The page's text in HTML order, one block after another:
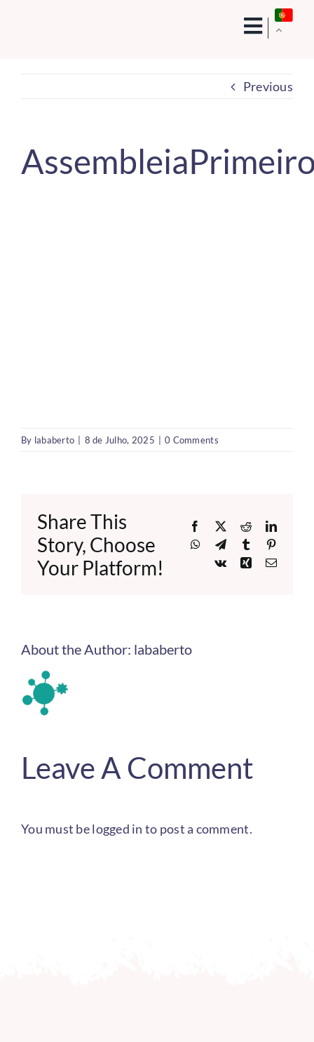
Previous
By lababerto 8 de Julho, 2025 0 Comments
Share This
Story, Choose
Your Platform!
Facebook
X Reddit
WhatsApp
TelegramTumblr
Vk
XingEmail
About the Author: lababerto
Leave A Comment
You must belogged in to post a comment.